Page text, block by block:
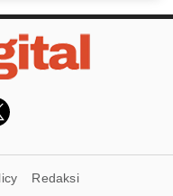
Redaksi